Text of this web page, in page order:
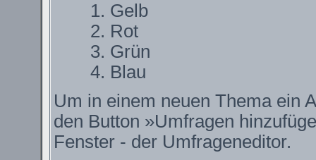
Gelb
Rot
Grün
Blau
Um in einem neuen Thema ein
den Button »Umfragen
Fenster - der Umfrageneditor.